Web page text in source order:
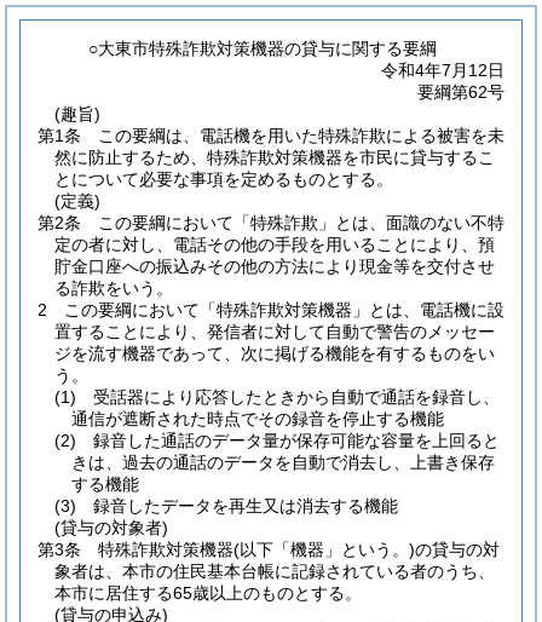
○大東市特殊詐欺対策機器の貸与に関する要綱
令和4年7月12日
要綱第62号
(趣旨)
第1条
この要綱は、電話機を用いた特殊詐欺による被害を未
然に防止するため、特殊詐欺対策機器を市民に貸与するこ
とについて必要な事項を定めるものとする。
(定義)
第2条
この要綱において「特殊詐欺」とは、面識のない不特
定の者に対し、電話その他の手段を用いることにより、預
貯金口座への振込みその他の方法により現金等を交付させ
る詐欺をいう。
2
この要綱において「特殊詐欺対策機器」とは、電話機に設
置することにより、発信者に対して自動で警告のメッセー
ジを流す機器であって、次に掲げる機能を有するものをい
う。
(1)
受話器により応答したときから自動で通話を録音し、
通信が遮断された時点でその録音を停止する機能
(2)
録音した通話のデータ量が保存可能な容量を上回ると
きは、過去の通話のデータを自動で消去し、上書き保存
する機能
(3)
録音したデータを再生又は消去する機能
(貸与の対象者)
第3条
特殊詐欺対策機器(以下「機器」という。)の貸与の対
象者は、本市の住民基本台帳に記録されている者のうち、
本市に居住する65歳以上のものとする。
(貸与の申込み)